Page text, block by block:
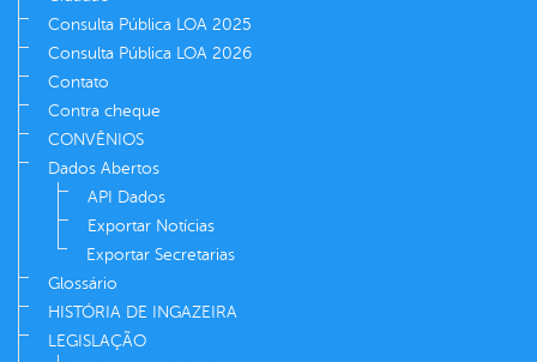
Consulta Pública LOA 2025
Consulta Pública LOA 2026
Contato
Contra cheque
CONVÊNIOS
Dados Abertos
API Dados
Exportar Notícias
Exportar Secretarias
Glossário
HISTÓRIA DE INGAZEIRA
LEGISLAÇÃO